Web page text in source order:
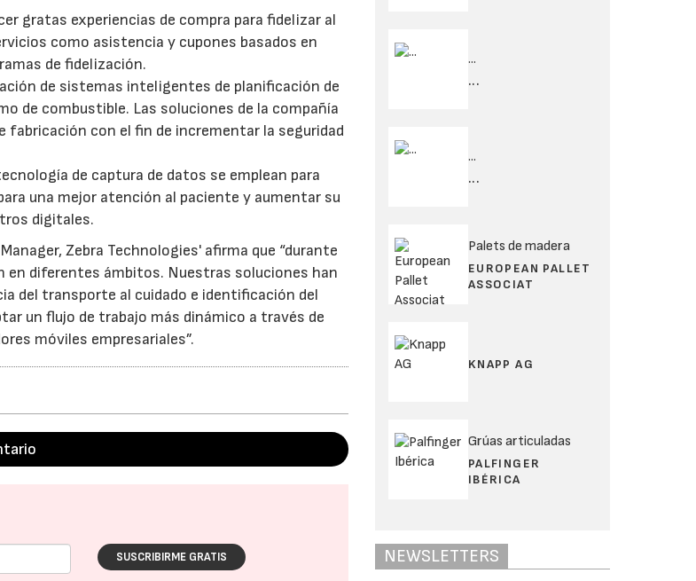
gratas experiencias de compra para fidelizar al
como asistencia y cupones basados en
de fidelización.
de sistemas inteligentes de planificación de
de combustible. Las soluciones de la compañía
con el fin de incrementar la seguridad
de captura de datos se emplean para
una mejor atención al paciente y aumentar su
digitales.
Zebra Technologies' afirma que “durante
en diferentes ámbitos. Nuestras soluciones han
del transporte al cuidado e identificación del
un flujo de trabajo más dinámico a través de
móviles empresariales”.
SUSCRIBIRME GRATIS
...
...
...
...
Palets de madera
EUROPEAN PALLET
ASSOCIAT
KNAPP AG
Grúas articuladas
PALFINGER
IBÉRICA
NEWSLETTERS